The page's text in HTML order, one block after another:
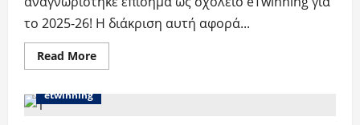
το 2025-26! Η διάκριση αυτή αφορά...
Read MoreRead
more
etwinning